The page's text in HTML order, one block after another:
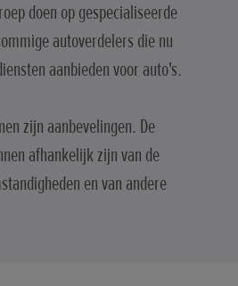
doen op gespecialiseerde
autoverdelers die nu
aanbieden voor auto's.
zijn aanbevelingen. De
afhankelijk zijn van de
en van andere